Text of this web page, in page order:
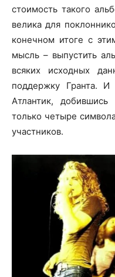
стоимость такого
велика для
конечном итоге с
мысль – выпустить
всяких исходных
поддержку Гранта. И
Атлантик,
только четыре
участников.